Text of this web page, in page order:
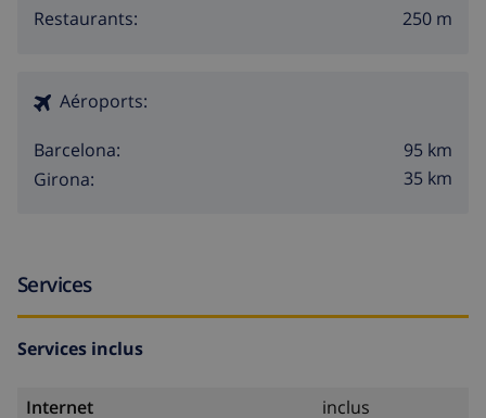
Restaurants:
250 m
Aéroports:
Barcelona:
95 km
Girona:
35 km
Services
Services inclus
Internet inclus